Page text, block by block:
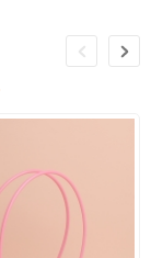
флористики
ЕАС